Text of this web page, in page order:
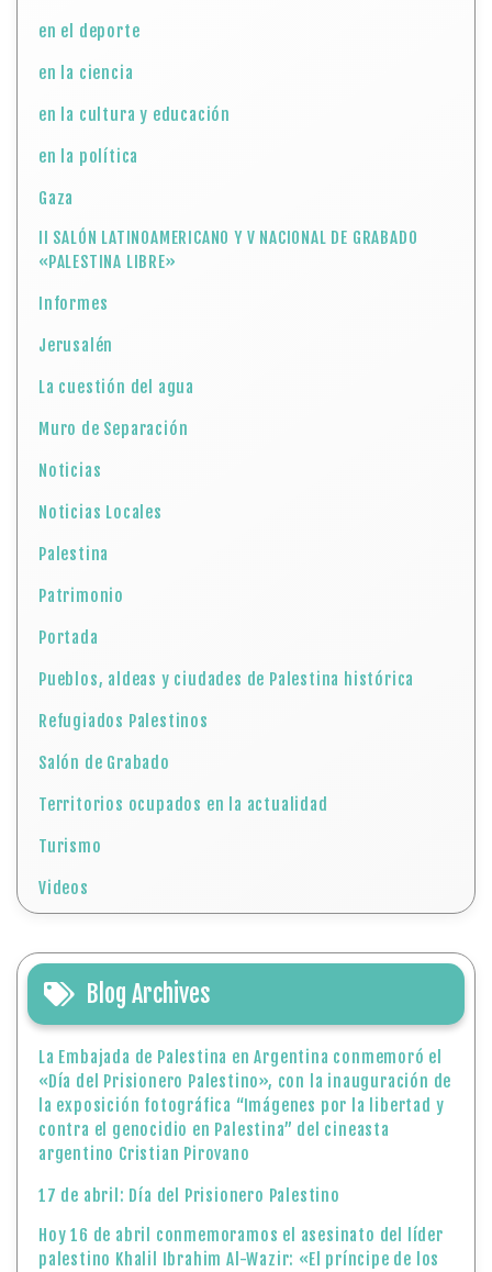
en el deporte
en la ciencia
en la cultura y educación
en la política
Gaza
II SALÓN LATINOAMERICANO Y V NACIONAL DE GRABADO
«PALESTINA LIBRE»
Informes
Jerusalén
La cuestión del agua
Muro de Separación
Noticias
Noticias Locales
Palestina
Patrimonio
Portada
Pueblos, aldeas y ciudades de Palestina histórica
Refugiados Palestinos
Salón de Grabado
Territorios ocupados en la actualidad
Turismo
Videos
Blog Archives
La Embajada de Palestina en Argentina conmemoró el
«Día del Prisionero Palestino», con la inauguración de
la exposición fotográfica “Imágenes por la libertad y
contra el genocidio en Palestina” del cineasta
argentino Cristian Pirovano
17 de abril: Día del Prisionero Palestino
Hoy 16 de abril conmemoramos el asesinato del líder
palestino Khalil Ibrahim Al-Wazir: «El príncipe de los